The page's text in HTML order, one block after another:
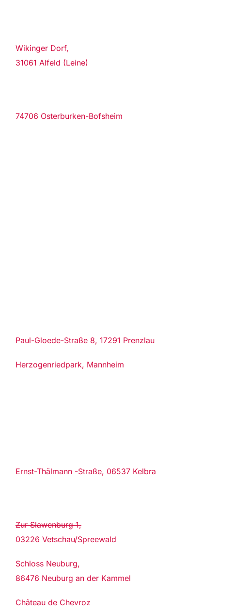
Wikinger Dorf,
31061 Alfeld (Leine)
74706 Osterburken-Bofsheim
Paul-Gloede-Straße 8, 17291 Prenzlau
Herzogen­ried­park, Mannheim
Ernst-Thälmann -Straße, 06537 Kelbra
Zur Slawenburg 1,
03226 Vetschau/Spreewald
Schloss Neuburg,
86476 Neuburg an der Kammel
Château de Chevroz